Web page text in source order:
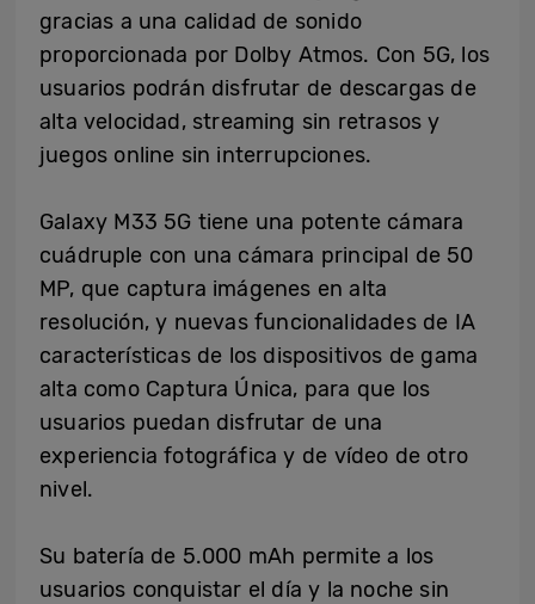
gracias a una calidad de sonido
proporcionada por Dolby Atmos. Con 5G, los
usuarios podrán disfrutar de descargas de
alta velocidad, streaming sin retrasos y
juegos online sin interrupciones.
Galaxy M33 5G tiene una potente cámara
cuádruple con una cámara principal de 50
MP, que captura imágenes en alta
resolución, y nuevas funcionalidades de IA
características de los dispositivos de gama
alta como Captura Única, para que los
usuarios puedan disfrutar de una
experiencia fotográfica y de vídeo de otro
nivel.
Su batería de 5.000 mAh permite a los
usuarios conquistar el día y la noche sin